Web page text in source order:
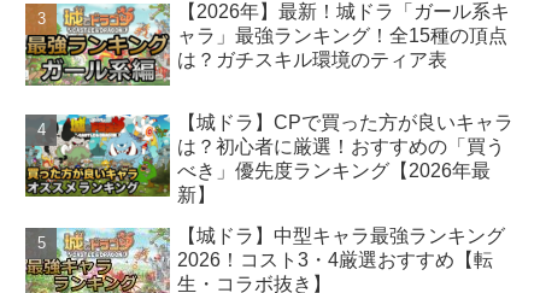
【2026年】最新！城ドラ「ガール系キ
ャラ」最強ランキング！全15種の頂点
は？ガチスキル環境のティア表
【城ドラ】CPで買った方が良いキャラ
は？初心者に厳選！おすすめの「買う
べき」優先度ランキング【2026年最
新】
【城ドラ】中型キャラ最強ランキング
2026！コスト3・4厳選おすすめ【転
生・コラボ抜き】